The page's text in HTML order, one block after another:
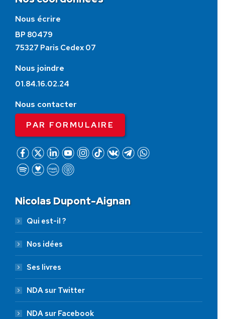
Nous écrire
BP 80479
75327 Paris Cedex 07
Nous joindre
01.84.16.02.24
Nous contacter
PAR FORMULAIRE
Nicolas Dupont-Aignan
Qui est-il ?
Nos idées
Ses livres
NDA sur Twitter
NDA sur Facebook